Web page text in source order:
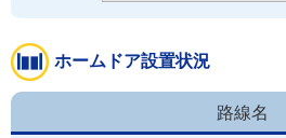
ホームドア設置状況
路線名